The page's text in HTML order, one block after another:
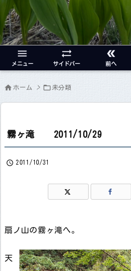

メニュー

サイドバー

前へ
 ホーム >  未分類
霧ヶ滝 2011/10/29
 2011/10/31
扇ノ山の霧ヶ滝へ。
天